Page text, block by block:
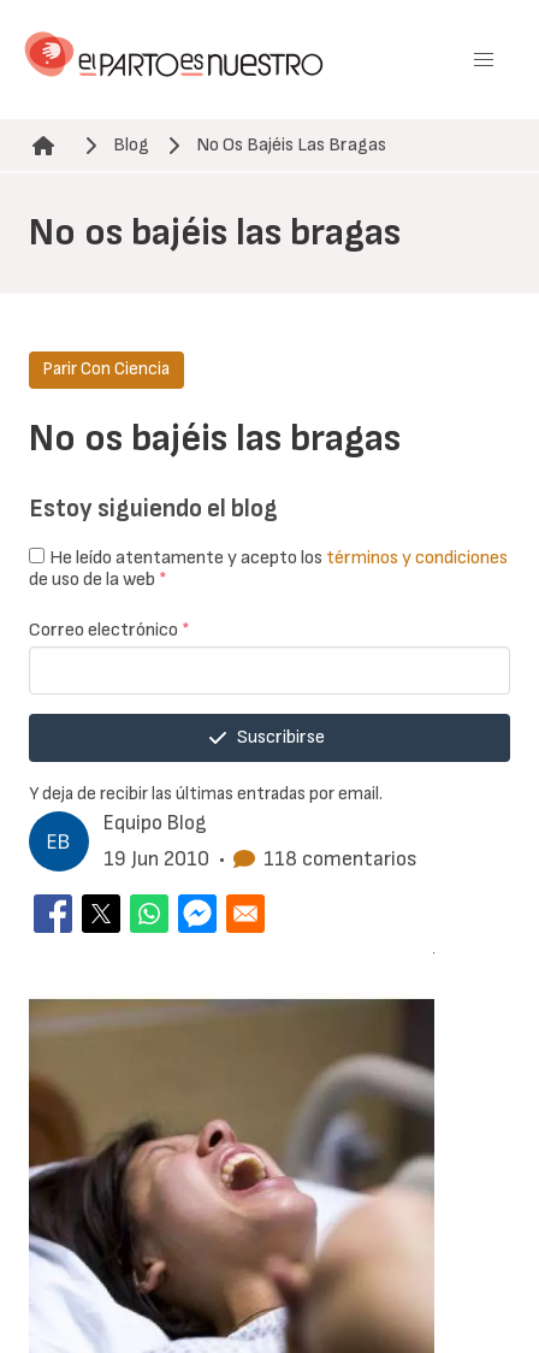
contenido
Ruta de navegación
Blog No Os Bajéis Las Bragas
No os bajéis las bragas
Equipo Blog
19 Jun 2010 • 118 comentarios
No os bajéis las bragas
Parir Con Ciencia
Estoy siguiendo el blog
He leído atentamente y acepto los términos y condiciones
de uso de la web *
Correo electrónico *
Suscribirse
Y deja de recibir las últimas entradas por email.